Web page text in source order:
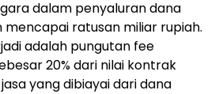
dalam penyaluran dana
mencapai ratusan miliar rupiah.
adalah pungutan fee
20% dari nilai kontrak
yang dibiayai dari dana